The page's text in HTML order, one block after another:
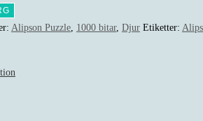
Alipson Puzzle 1000 bitar, Djur Etiketter: